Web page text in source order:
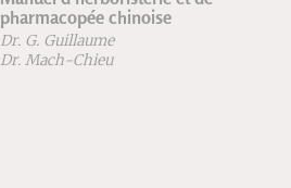
pharmacopée chinoise
Dr. G. Guillaume
Dr. Mach-Chieu